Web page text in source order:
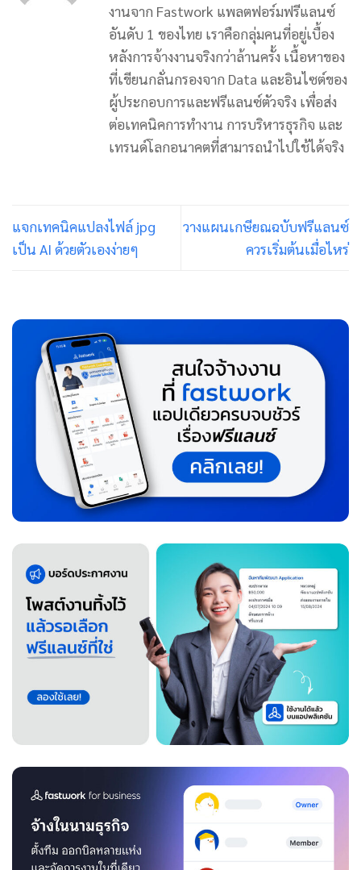
งานจาก Fastwork แพลตฟอร์มฟรีแลนซ์
อันดับ 1 ของไทย เราคือกลุ่มคนที่อยู่เบื้อง
หลังการจ้างงานจริงกว่าล้านครั้ง เนื้อหาของ
ที่เขียนกลั่นกรองจาก Data และอินไซต์ของ
ผู้ประกอบการและฟรีแลนซ์ตัวจริง เพื่อส่ง
ต่อเทคนิคการทำงาน การบริหารธุรกิจ และ
เทรนด์โลกอนาคตที่สามารถนำไปใช้ได้จริง
แจกเทคนิคแปลงไฟล์ jpg
เป็น AI ด้วยตัวเองง่ายๆ
วางแผนเกษียณฉบับฟรีแลนซ์
ควรเริ่มต้นเมื่อไหร่